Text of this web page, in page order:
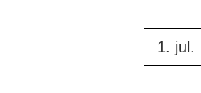
1. jul.